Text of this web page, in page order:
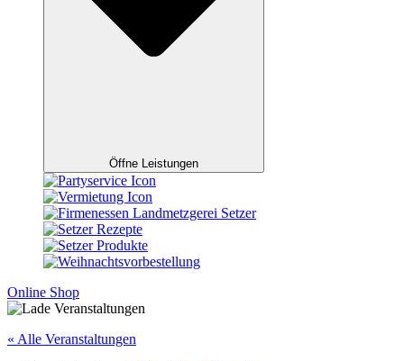
Öffne Leistungen
Online Shop
« Alle Veranstaltungen